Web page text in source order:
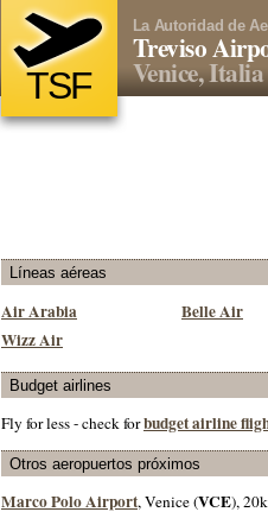
TSF
La Autoridad de
Treviso
Venice, Italia
Líneas aéreas
Air Arabia Belle Air
Wizz Air
Budget airlines
Fly for less - check forbudget airline
Otros aeropuertos próximos
Marco Polo Airport, Venice (VCE),